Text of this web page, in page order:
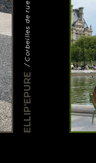
ELLIP'EPURE
/ Corbeilles de rue